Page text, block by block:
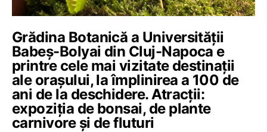
Grădina Botanică a Universității
Babeș-Bolyai din Cluj-Napoca e
printre cele mai vizitate destinații
ale orașului, la împlinirea a 100 de
ani de la deschidere. Atracții:
expoziția de bonsai, de plante
carnivore și de fluturi